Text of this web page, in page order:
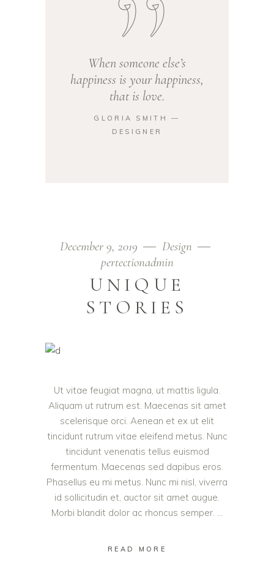
When someone else’s
happiness is your happiness,
that is love.
GLORIA SMITH ―
DESIGNER
December 9, 2019
Design
pertectionadmin
UNIQUE
STORIES
Ut vitae feugiat magna, ut mattis ligula.
Aliquam ut rutrum est. Maecenas sit amet
scelerisque orci. Aenean et ex ut elit
tincidunt rutrum vitae eleifend metus. Nunc
tincidunt venenatis tellus euismod
fermentum. Maecenas sed dapibus eros.
Phasellus eu mi metus. Nunc mi nisl, viverra
id sollicitudin et, auctor sit amet augue.
Morbi blandit dolor ac rhoncus semper.
READ MORE